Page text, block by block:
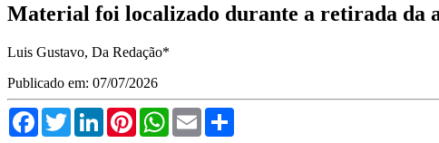
Material foi localizado durante a retirada da
Luis Gustavo, Da Redação*
Publicado em: 07/07/2026
FacebookTwitterLinkedInPinterestWhatsApp
Email